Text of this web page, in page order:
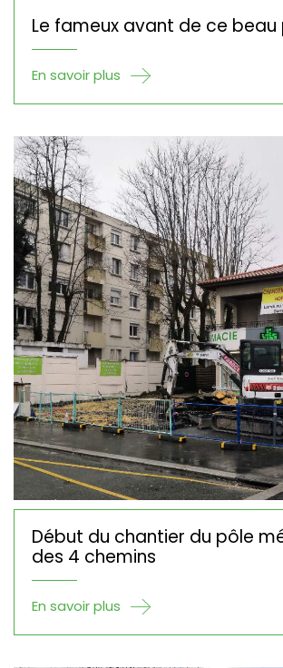
Le fameux avant de ce
En savoir plus
Début du chantier du pôle
des 4 chemins
En savoir plus